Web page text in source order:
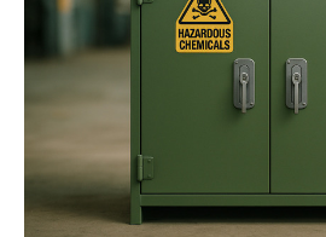
et
sécurité